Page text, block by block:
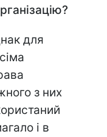
для
з них
і в